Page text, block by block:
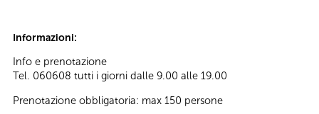
Informazioni:
Info e prenotazione
Tel. 060608 tutti i giorni dalle 9.00 alle 19.00
Prenotazione obbligatoria: max 150 persone